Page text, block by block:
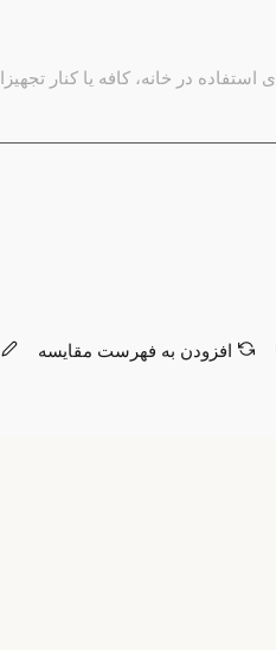
استفاده در خانه، کافه یا کنار
افزودن به فهرست مقایسه